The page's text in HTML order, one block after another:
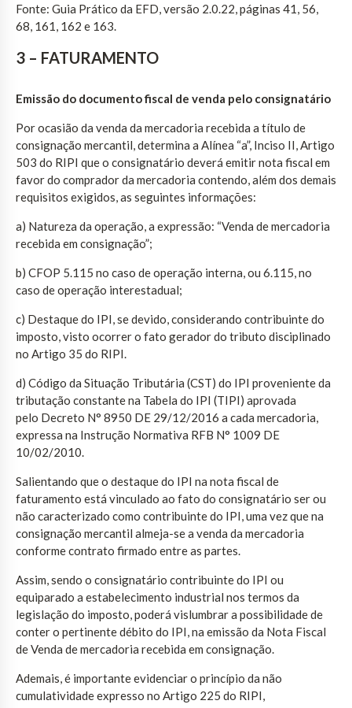
Fonte: Guia Prático da EFD, versão 2.0.22, páginas 41, 56,
68, 161, 162 e 163.
3 – FATURAMENTO
Emissão do documento fiscal de venda pelo consignatário
Por ocasião da venda da mercadoria recebida a título de
consignação mercantil, determina a Alínea “a”, Inciso II, Artigo
503 do RIPI que o consignatário deverá emitir nota fiscal em
favor do comprador da mercadoria contendo, além dos demais
requisitos exigidos, as seguintes informações:
a) Natureza da operação, a expressão: “Venda de mercadoria
recebida em consignação”;
b) CFOP 5.115 no caso de operação interna, ou 6.115, no
caso de operação interestadual;
c) Destaque do IPI, se devido, considerando contribuinte do
imposto, visto ocorrer o fato gerador do tributo disciplinado
no Artigo 35 do RIPI.
d) Código da Situação Tributária (CST) do IPI proveniente da
tributação constante na Tabela do IPI (TIPI) aprovada
pelo Decreto N° 8950 DE 29/12/2016 a cada mercadoria,
expressa na Instrução Normativa RFB N° 1009 DE
10/02/2010.
Salientando que o destaque do IPI na nota fiscal de
faturamento está vinculado ao fato do consignatário ser ou
não caracterizado como contribuinte do IPI, uma vez que na
consignação mercantil almeja-se a venda da mercadoria
conforme contrato firmado entre as partes.
Assim, sendo o consignatário contribuinte do IPI ou
equiparado a estabelecimento industrial nos termos da
legislação do imposto, poderá vislumbrar a possibilidade de
conter o pertinente débito do IPI, na emissão da Nota Fiscal
de Venda de mercadoria recebida em consignação.
Ademais, é importante evidenciar o princípio da não
cumulatividade expresso no Artigo 225 do RIPI,